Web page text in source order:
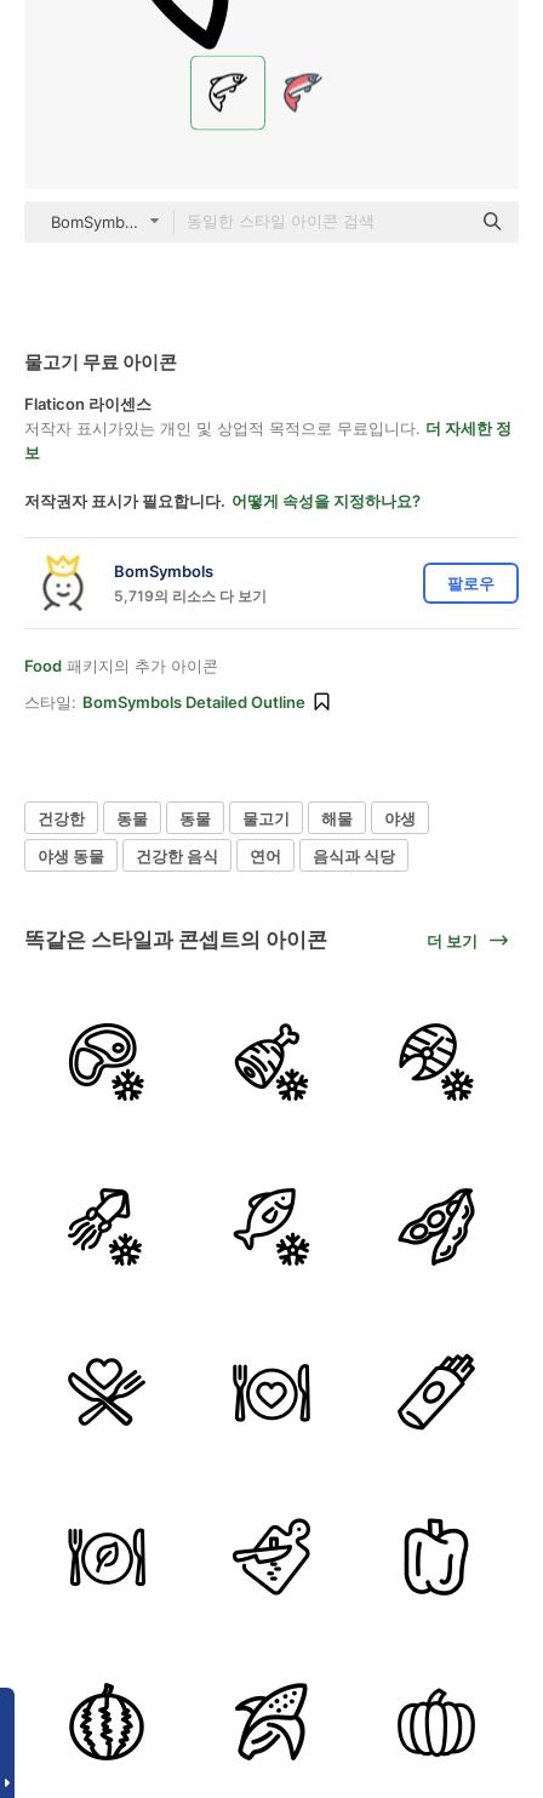
BomSymbols Detailed Outline
물고기 무료 아이콘
Flaticon 라이센스
저작자 표시가있는 개인 및 상업적 목적으로 무료입니다. 더 자세한 정
보
저작권자 표시가 필요합니다. 어떻게 속성을 지정하나요?
BomSymbols
5,719의 리소스 다 보기
팔로우
Food 패키지의 추가 아이콘
스타일: BomSymbols Detailed Outline
건강한 동물 동물 물고기 해물
야생
야생 동물
건강한 음식 연어 음식과 식당
똑같은 스타일과 콘셉트의 아이콘 더 보기